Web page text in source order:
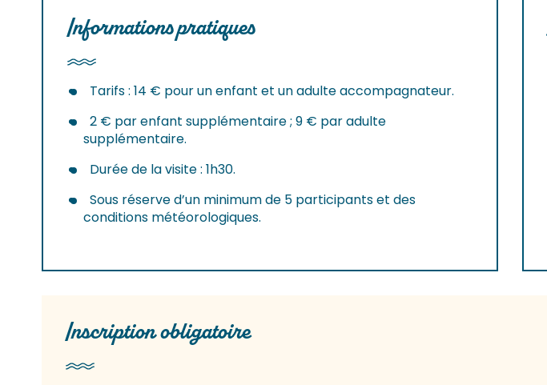
Informations pratiques
Tarifs : 14 € pour un enfant et un adulte accompagnateur.
2 € par enfant supplémentaire ; 9 € par adulte
supplémentaire.
Durée de la visite : 1h30.
Sous réserve d’un minimum de 5 participants et des
conditions météorologiques.
Inscription obligatoire